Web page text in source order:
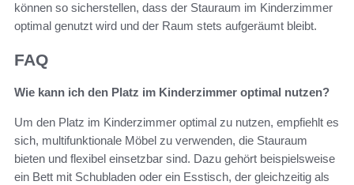
können so sicherstellen, dass der Stauraum im Kinderzimmer
optimal genutzt wird und der Raum stets aufgeräumt bleibt.
FAQ
Wie kann ich den Platz im Kinderzimmer optimal nutzen?
Um den Platz im Kinderzimmer optimal zu nutzen, empfiehlt es
sich, multifunktionale Möbel zu verwenden, die Stauraum
bieten und flexibel einsetzbar sind. Dazu gehört beispielsweise
ein Bett mit Schubladen oder ein Esstisch, der gleichzeitig als